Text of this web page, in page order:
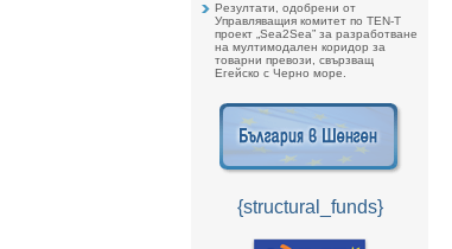
Резултати, одобрени от
Управляващия комитет по TEN-T
проект „Sea2Sea” за разработване
на мултимодален коридор за
товарни превози, свързващ
Егейско с Черно море.
{structural_funds}